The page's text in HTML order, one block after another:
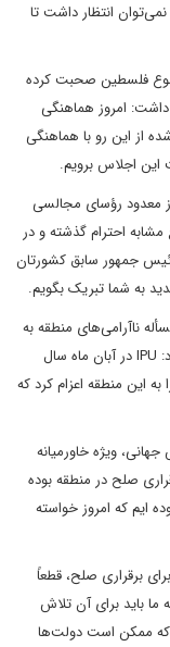
انتظار داشت تا
موضوع فلسطین صحبت کرده
امروز هماهنگی
از این رو با هماهنگی
اجلاس برویم.
از معدود رؤسای مجالسی
احترام گذشته و در
جمهور سابق کشورتان
به شما تبریک بگویم.
ناآرامی‌های منطقه به
ویژه در حوزه غزه و لبنان را بسیار به جا دانست و افزود: IPU در آبان ماه سال
این منطقه اعزام کرد که
ویژه خاورمیانه
صلح در منطقه بوده
ایم که امروز خواسته
برقراری صلح، قطعاً
ما باید برای آن تلاش
که ممکن است دولت‌ها